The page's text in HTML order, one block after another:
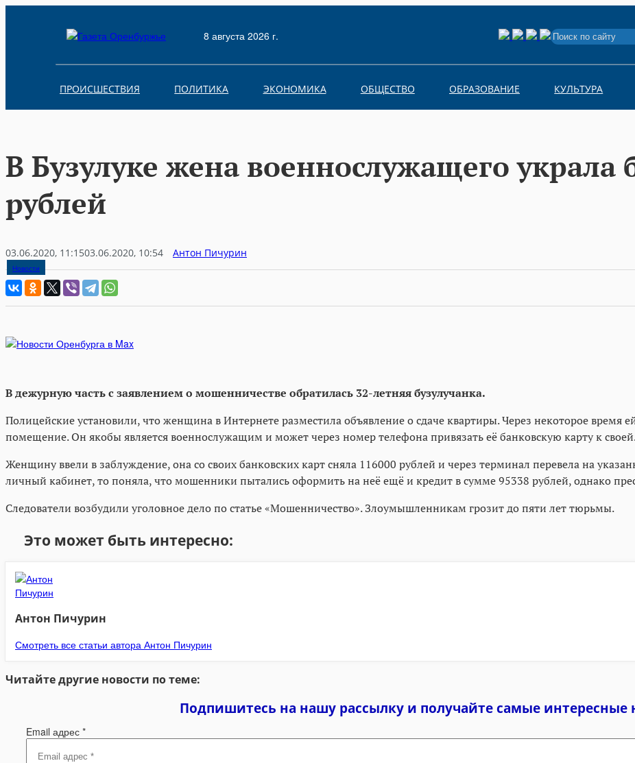
8 августа 2026 г.
Search
for:
ПРОИСШЕСТВИЯ ПОЛИТИКА ЭКОНОМИКА ОБЩЕСТВО ОБРАЗОВАНИЕ КУЛЬТУРА
В Бузулуке жена военнослужащего украла
рублей
03.06.2020, 11:1503.06.2020, 10:54 Антон Пичурин
Новости
В дежурную часть с заявлением о мошенничестве обратилась 32-летняя бузулучанка.
Полицейские установили, что женщина в Интернете разместила объявление о сдаче квартиры. Через некоторое время
помещение. Он якобы является военнослужащим и может через номер телефона привязать её банковскую карту к
Женщину ввели в заблуждение, она со своих банковских карт сняла 116000 рублей и через терминал перевела на
личный кабинет, то поняла, что мошенники пытались оформить на неё ещё и кредит в сумме 95338 рублей, однако
Следователи возбудили уголовное дело по статье «Мошенничество». Злоумышленникам грозит до пяти лет тюрьмы.
Это может быть интересно:
Антон Пичурин
Смотреть все статьи автора Антон Пичурин
Читайте другие новости по теме:
Подпишитесь на нашу рассылку и получайте самые интересные
Email адрес *